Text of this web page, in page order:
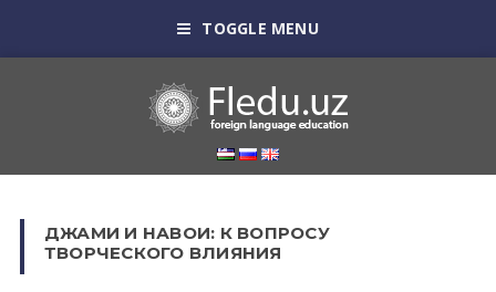
TOGGLE MENU
ДЖАМИ И НАВОИ: К ВОПРОСУ
ТВОРЧЕСКОГО ВЛИЯНИЯ